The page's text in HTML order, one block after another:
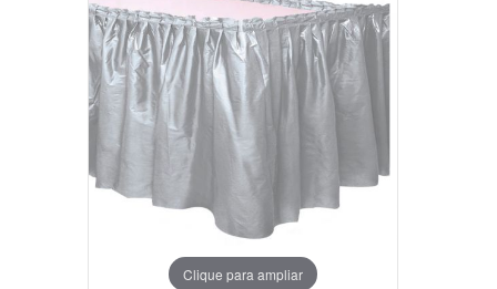
Clique para ampliar